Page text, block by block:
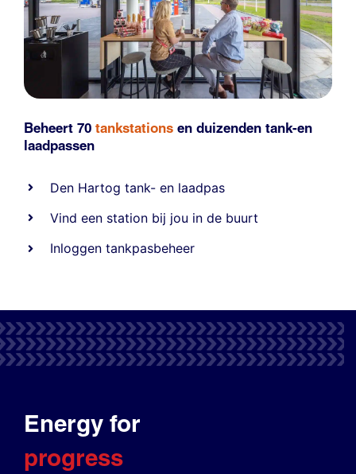
Beheert 70 tankstations en duizenden tank-en
laadpassen
Den Hartog tank- en laadpas
Vind een station bij jou in de buurt
Inloggen tankpasbeheer
Energy for
progress